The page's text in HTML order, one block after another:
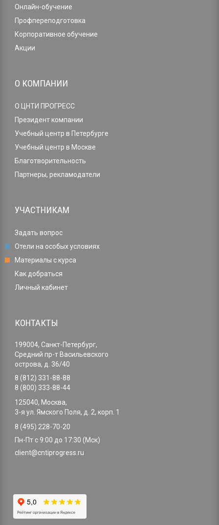
Онлайн-обучение
Профпереподготовка
Корпоративное обучение
Акции
О КОМПАНИИ
О ЦНТИ ПРОГРЕСС
Президент компании
Учебный центр в Петербурге
Учебный центр в Москве
Благотворительность
Партнеры, рекламодатели
УЧАСТНИКАМ
Задать вопрос
Отели на особых условиях
Материалы с курса
Как добраться
Личный кабинет
КОНТАКТЫ
199004, Санкт-Петербург,
Средний пр-т Васильевского
острова, д. 36/40
8 (812) 331-88-88
8 (800) 333-88-44
125040, Москва,
3-я ул. Ямского Поля, д. 2, корп. 1
8 (495) 228-70-20
Пн-Пт с 9:00 до 17:30 (Мск)
client@cntiprogress.ru